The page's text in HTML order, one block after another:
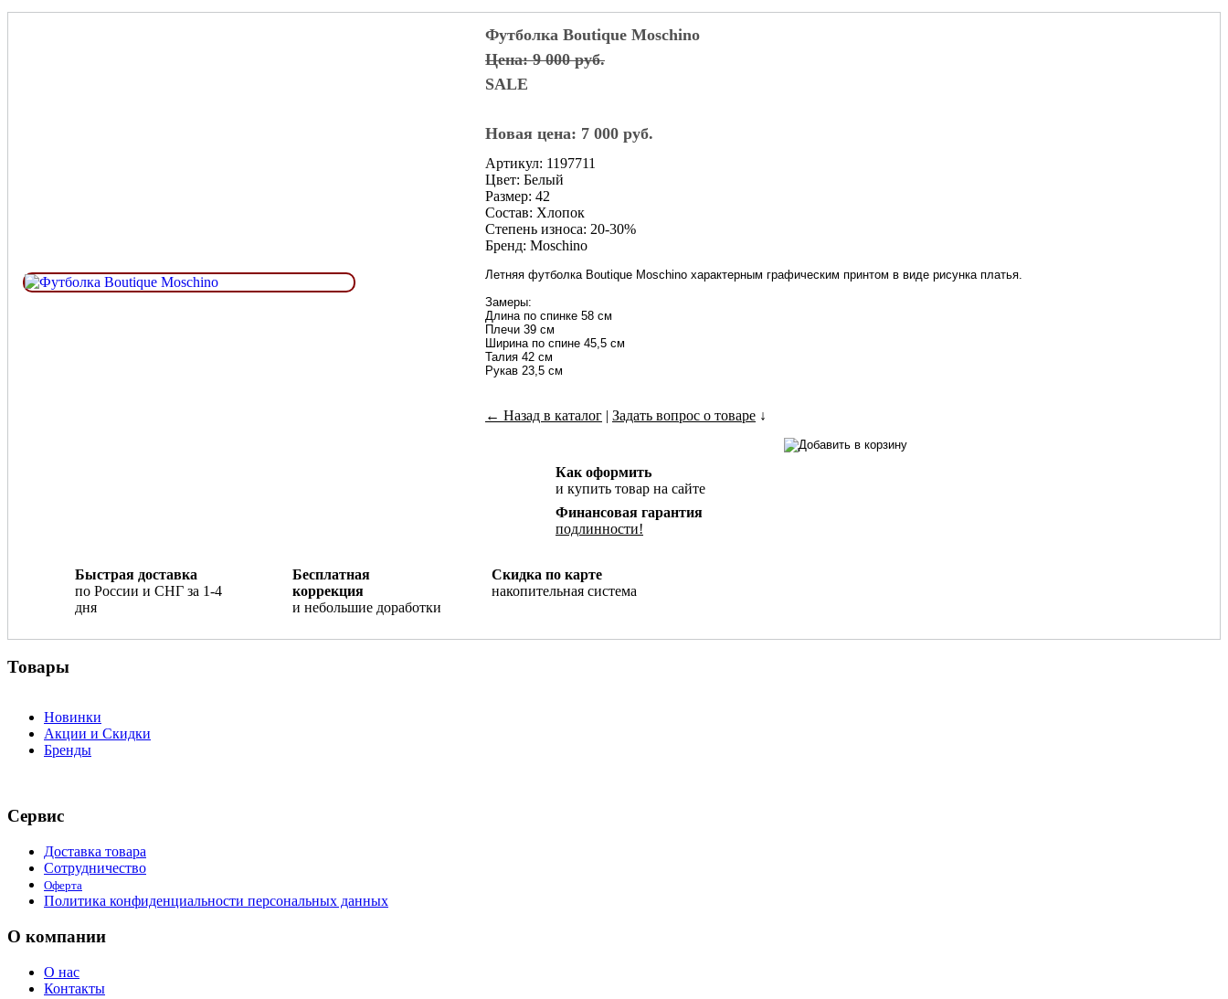
Футболка Boutique Moschino
Цена: 9 000 руб.
SALE
Новая цена: 7 000 руб.
Артикул: 1197711
Цвет: Белый
Размер: 42
Состав: Хлопок
Степень износа: 20-30%
Бренд: Moschino
Летняя футболка Boutique Moschino характерным графическим принтом в виде рисунка платья.
Замеры:
Длина по спинке 58 см
Плечи 39 см
Ширина по спине 45,5 см
Талия 42 см
Рукав 23,5 см
← Назад в каталог | Задать вопрос о товаре ↓
Как оформить
и купить товар на сайте
Финансовая гарантия
подлинности!
Быстрая доставка
по России и СНГ за 1-4
дня
Бесплатная
коррекция
и небольшие доработки
Скидка по карте
накопительная система
Товары
Новинки
Акции и Скидки
Бренды
Сервис
Доставка товара
Сотрудничество
Оферта
Политика конфиденциальности персональных данных
О компании
О нас
Контакты